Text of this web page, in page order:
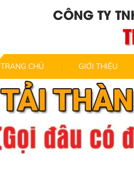
CÔNG TY
TRANG CHỦ GIỚI THIỆU